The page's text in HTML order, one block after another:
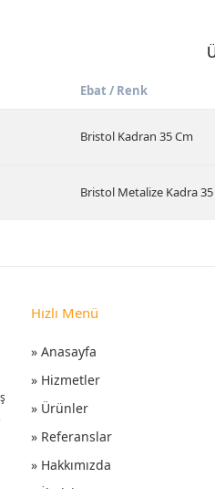
Ebat / Renk
Bristol Kadran 35 Cm
Bristol Metalize Kadra 35
Hızlı Menü
» Anasayfa
» Hizmetler
» Ürünler
» Referanslar
» Hakkımızda